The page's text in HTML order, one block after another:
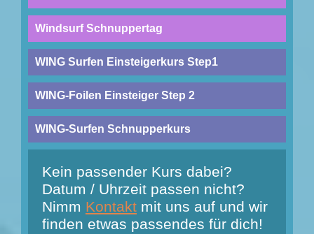
Windsurf Schnuppertag
WING Surfen Einsteigerkurs Step1
WING-Foilen Einsteiger Step 2
WING-Surfen Schnupperkurs
Kein passender Kurs dabei?
Datum / Uhrzeit passen nicht?
Nimm Kontakt mit uns auf und wir
finden etwas passendes für dich!